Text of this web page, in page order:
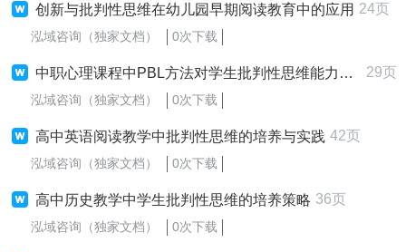
创新与批判性思维在幼儿园早期阅读教育中的应用 24页
泓域咨询（独家文档） 0次下载
中职心理课程中PBL方法对学生批判性思维能力的培养 29页
泓域咨询（独家文档） 0次下载
高中英语阅读教学中批判性思维的培养与实践 42页
泓域咨询（独家文档） 0次下载
高中历史教学中学生批判性思维的培养策略 36页
泓域咨询（独家文档） 0次下载